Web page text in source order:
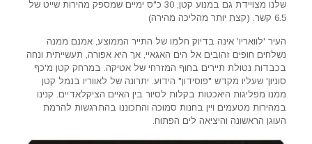
שלנו מצויידת גם במנוע קטן, 30 כ"ס ימיים שמספק מהירות שייט של
6.5 קשר. (קצת יותר מהליכה מהירה)
העיר 'לוואריו' אינה בדיוק חלמו של התייר הממוצע, אמנם ממנה
נשלחים חופים זהובים אל הים האגאיי, אך היא אפורה, תעשייתית ונחה
בכבדות נטולת תיירים בחוף המזרחי של אטיקה. במרחק קטן מ'כף
סוניון' שעליו מקדש "פוסידון" הידוע. יתרונה של לאווריו בנמל קטן
ממנו מפליגות היאכטות בקלות לסיור בין האיים הציקלאדיים. קנינו
במהירות מטעמים ויין בחנות סמוכה והתכוננו בהתרגשות להרמת
העוגן הראשונה והיציאה לים הפתוח.